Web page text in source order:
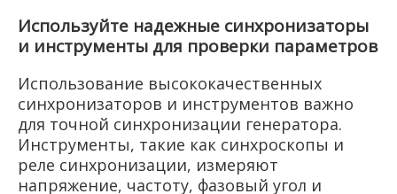
Используйте надежные синхронизаторы
и инструменты для проверки параметров
Использование высококачественных
синхронизаторов и инструментов важно
для точной синхронизации генератора.
Инструменты, такие как синхроскопы и
реле синхронизации, измеряют
напряжение, частоту, фазовый угол и